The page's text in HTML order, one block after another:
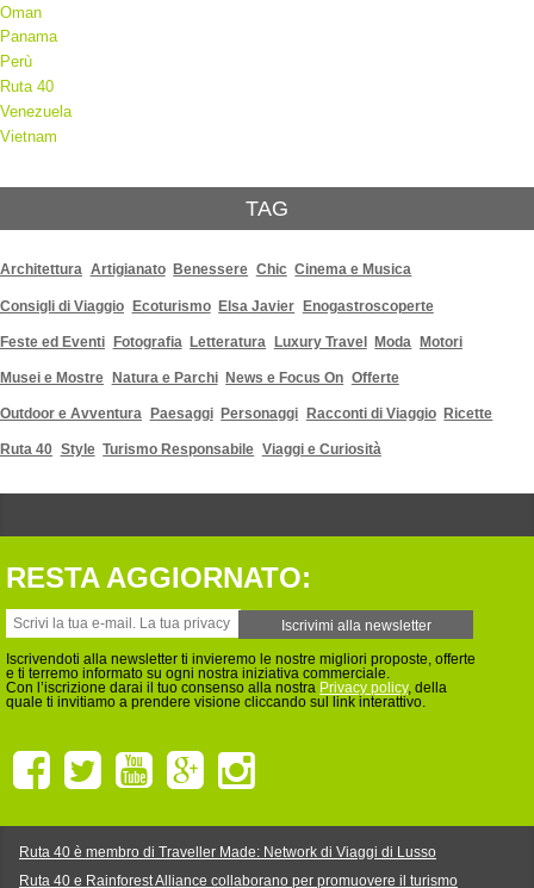
Oman
Panama
Perù
Ruta 40
Venezuela
Vietnam
TAG
Architettura Artigianato Benessere Chic Cinema e Musica
Consigli di Viaggio Ecoturismo Elsa Javier Enogastroscoperte
Feste ed Eventi Fotografia Letteratura Luxury Travel Moda Motori
Musei e Mostre Natura e Parchi News e Focus On Offerte
Outdoor e Avventura Paesaggi Personaggi Racconti di Viaggio Ricette
Ruta 40 Style Turismo Responsabile Viaggi e Curiosità
RESTA AGGIORNATO:
Iscrivendoti alla newsletter ti invieremo le nostre migliori proposte, offerte
e ti terremo informato su ogni nostra iniziativa commerciale.
Con l’iscrizione darai il tuo consenso alla nostra Privacy policy, della
quale ti invitiamo a prendere visione cliccando sul link interattivo.
Ruta 40 è membro di Traveller Made: Network di Viaggi di Lusso
Ruta 40 e Rainforest Alliance collaborano per promuovere il turismo